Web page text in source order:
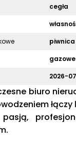
cegła
piwnica
gazowe
2026-
biuro